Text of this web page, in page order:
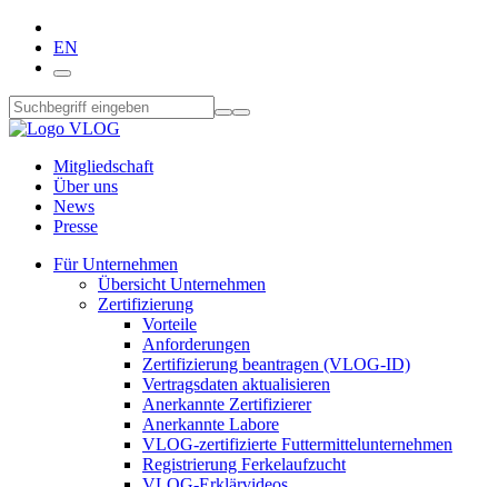
EN
Mitgliedschaft
Über uns
News
Presse
Für Unternehmen
Übersicht Unternehmen
Zertifizierung
Vorteile
Anforderungen
Zertifizierung beantragen (VLOG-ID)
Vertragsdaten aktualisieren
Anerkannte Zertifizierer
Anerkannte Labore
VLOG-zertifizierte Futtermittelunternehmen
Registrierung Ferkelaufzucht